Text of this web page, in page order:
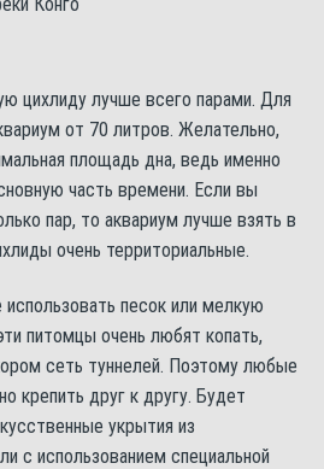
цихлиду лучше всего парами. Для
от 70 литров. Желательно,
площадь дна, ведь именно
часть времени. Если вы
пар, то аквариум лучше взять в
очень территориальные.
песок или мелкую
питомцы очень любят копать,
сеть туннелей. Поэтому любые
крепить друг к другу. Будет
укрытия из
с использованием специальной